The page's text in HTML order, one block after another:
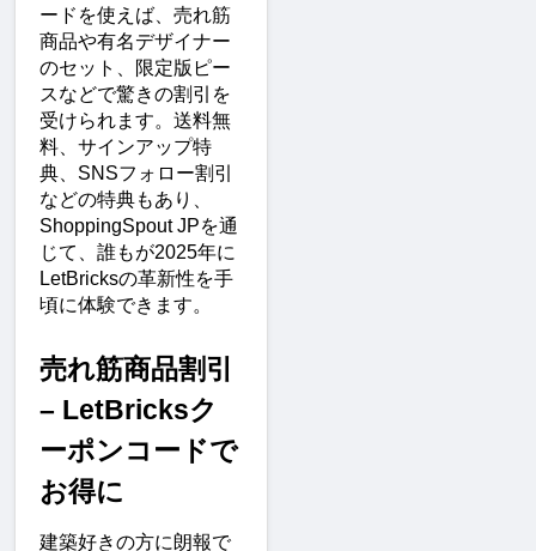
ードを使えば、売れ筋
商品や有名デザイナー
のセット、限定版ピー
スなどで驚きの割引を
受けられます。送料無
料、サインアップ特
典、SNSフォロー割引
などの特典もあり、
ShoppingSpout JPを通
じて、誰もが2025年に
LetBricksの革新性を手
頃に体験できます。
売れ筋商品割引
– LetBricksク
ーポンコードで
お得に
建築好きの方に朗報で